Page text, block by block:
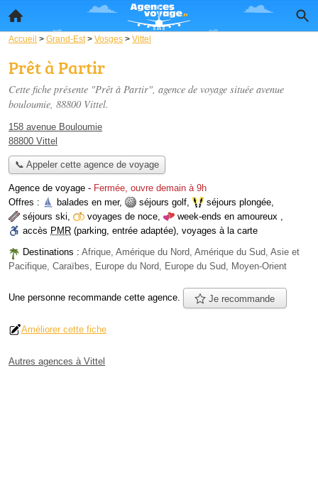
Accueil > Grand-Est > Vosges > Vittel
Prêt à Partir
Cette fiche présente "Prêt à Partir", agence de voyage située avenue
bouloumie, 88800 Vittel.
158 avenue Bouloumie
88800 Vittel
📞 Appeler cette agence de voyage
Agence de voyage - Fermée, ouvre demain à 9h
Offres :
balades en mer, séjours golf, séjours plongée,
séjours ski, voyages de noce, week-ends en amoureux ,
accès PMR (parking, entrée adaptée), voyages à la carte
Destinations : Afrique, Amérique du Nord, Amérique du Sud, Asie et
Pacifique, Caraïbes, Europe du Nord, Europe du Sud, Moyen-Orient
Une personne recommande cette agence. Je recommande
Améliorer cette fiche
Autres agences à Vittel